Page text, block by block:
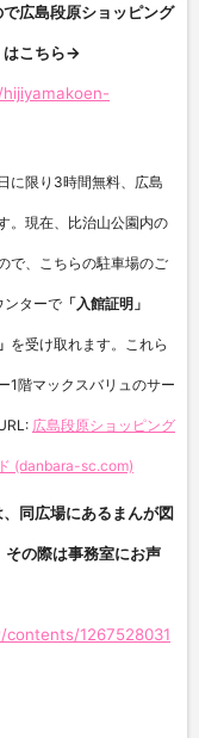
広島段原ショッピング
はこちら→
に限り 3時間無料、 広島
現在、 比治山公園内の
、 こちらの駐車場のご
ンターで 「入館証明」
を受け取れます。これら
1階マックスバリュのサー
広島段原ショッピング
(danbara-sc.com)
同広場にあるまんが図
の際は事務室にお声
1267528031